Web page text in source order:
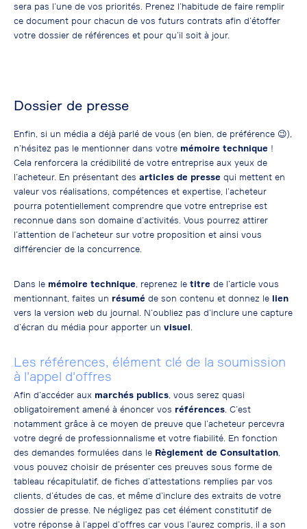
sera pas l’une de vos priorités. Prenez l’habitude de faire remplir
ce document pour chacun de vos futurs contrats afin d’étoffer
votre dossier de références et pour qu’il soit à jour.
Dossier de presse
Enfin, si un média a déjà parlé de vous (en bien, de préférence 😉),
n’hésitez pas le mentionner dans votre mémoire technique !
Cela renforcera la crédibilité de votre entreprise aux yeux de
l’acheteur. En présentant des articles de presse qui mettent en
valeur vos réalisations, compétences et expertise, l’acheteur
pourra potentiellement comprendre que votre entreprise est
reconnue dans son domaine d’activités. Vous pourrez attirer
l’attention de l’acheteur sur votre proposition et ainsi vous
différencier de la concurrence.
Dans le mémoire technique , reprenez le titre de l’article vous
mentionnant, faites un résumé de son contenu et donnez le lien
vers la version web du journal. N’oubliez pas d’inclure une capture
d’écran du média pour apporter un visuel
Les références, élément clé de la soumission
à l'appel d'offres
Afin d’accéder aux marchés publics , vous serez quasi
obligatoirement amené à énoncer vos références . C’est
notamment grâce à ce moyen de preuve que l’acheteur percevra
votre degré de professionnalisme et votre fiabilité. En fonction
des demandes formulées dans le Règlement de Consultation
vous pouvez choisir de présenter ces preuves sous forme de
tableau récapitulatif, de fiches d’attestations remplies par vos
clients, d’études de cas, et même d’inclure des extraits de votre
dossier de presse. Ne négligez pas cet élément constitutif de
votre réponse à l’appel d’offres car vous l’aurez compris, il a son